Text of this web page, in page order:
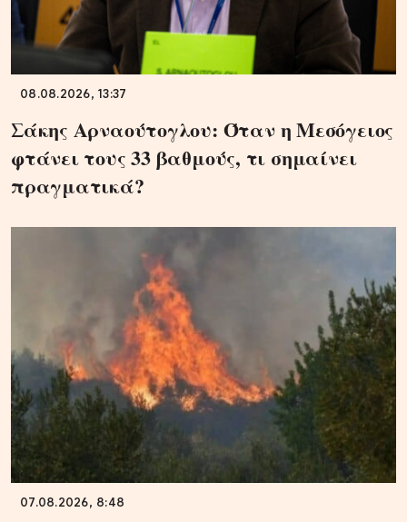
08.08.2026, 13:37
Σάκης Αρναούτογλου: Όταν η Μεσόγειος
φτάνει τους 33 βαθμούς, τι σημαίνει
πραγματικά?
07.08.2026, 8:48